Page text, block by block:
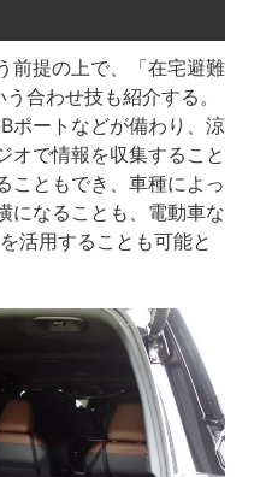
前提の上で、「在宅避難
合わせ技も紹介する。
ポートなどが備わり、涼
オで情報を収集すること
こともでき、車種によっ
になることも、電動車な
活用することも可能と